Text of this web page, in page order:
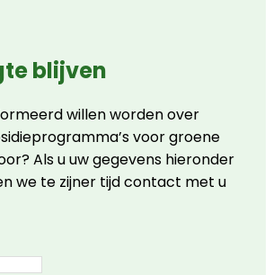
blijven
willen worden over
voor groene
Als u uw gegevens hieronder
we te zijner tijd contact met u